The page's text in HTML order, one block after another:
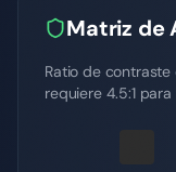
Matriz de
Ratio de
requiere 4.5:1 para